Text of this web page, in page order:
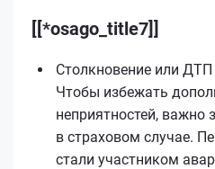
[[*osago_title7]]
Столкновение или ДТП
Чтобы избежать
неприятностей, важно
в страховом случае.
стали участником